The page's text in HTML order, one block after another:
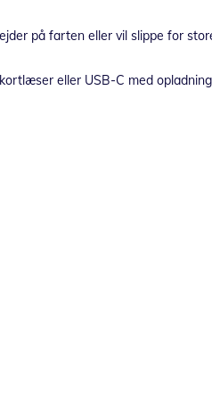
på farten eller vil slippe for
eller USB-C med